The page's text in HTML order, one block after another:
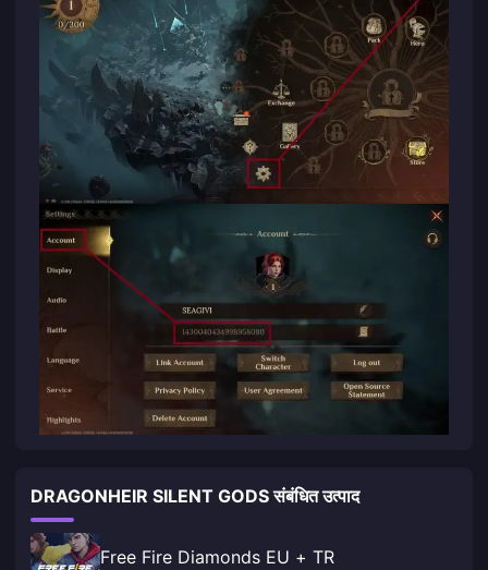
DRAGONHEIR SILENT GODS संबंधित उत्पाद
Free Fire Diamonds EU + TR